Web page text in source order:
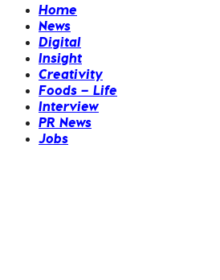
Home
News
Digital
Insight
Creativity
Foods – Life
Interview
PR News
Jobs